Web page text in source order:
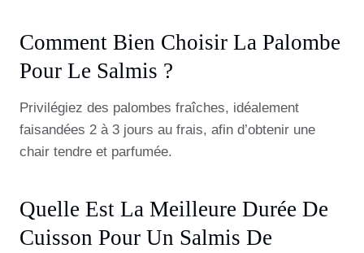
Comment Bien Choisir La Palombe
Pour Le Salmis ?
Privilégiez des palombes fraîches, idéalement
faisandées 2 à 3 jours au frais, afin d’obtenir une
chair tendre et parfumée.
Quelle Est La Meilleure Durée De
Cuisson Pour Un Salmis De